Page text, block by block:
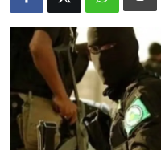
Galeri
Video
Yazarlar
Arşiv